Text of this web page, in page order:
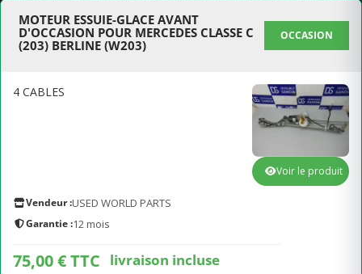
MOTEUR ESSUIE-GLACE AVANT
D'OCCASION POUR MERCEDES CLASSE C
(203) BERLINE (W203)
OCCASION
4 CABLES
Vendeur :USED WORLD PARTS
Garantie :12 mois
75,00 € TTC livraison incluse
Voir le produit